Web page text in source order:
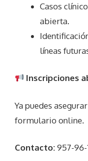
Casos
abierta.
líneas
Inscripciones
Ya puedes
formulario online.
Contacto:957-96-